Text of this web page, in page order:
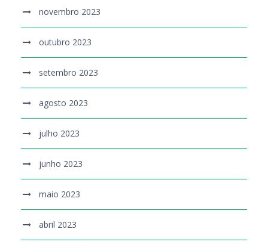
novembro 2023
outubro 2023
setembro 2023
agosto 2023
julho 2023
junho 2023
maio 2023
abril 2023